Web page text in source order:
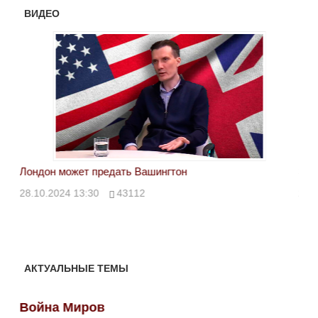
ВИДЕО
Лондон может предать Вашингтон
28.10.2024 13:30 43112
АКТУАЛЬНЫЕ ТЕМЫ
Война Миров